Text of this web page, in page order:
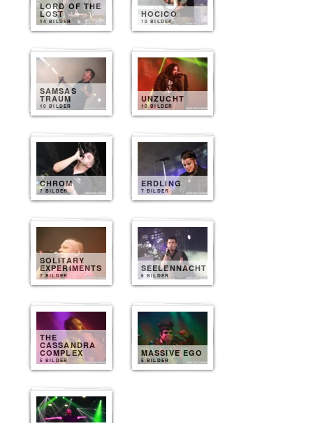
LORD OF THE
LOST
14 BILDER
HOCICO
10 BILDER
SAMSAS
TRAUM
10 BILDER
UNZUCHT
10 BILDER
CHROM
7 BILDER
ERDLING
7 BILDER
SOLITARY
EXPERIMENTS
7 BILDER
SEELENNACHT
6 BILDER
THE
CASSANDRA
COMPLEX
5 BILDER
MASSIVE EGO
5 BILDER